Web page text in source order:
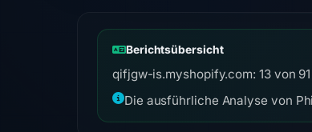
Berichtsübersicht
qifjgw-is.myshopify.com: 13 von
Die ausführliche Analyse von